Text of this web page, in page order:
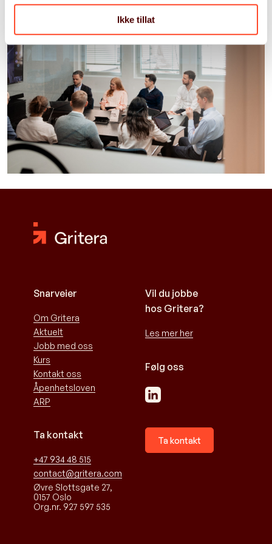
Ikke tillat
Snarveier
Om Gritera
Aktuelt
Jobb med oss
Kurs
Kontakt oss
Åpenhetsloven
ARP
Ta kontakt
+47 934 48 515
contact@gritera.com
Øvre Slottsgate 27,
0157 Oslo
Org.nr. 927 597 535
Vil du jobbe
hos Gritera?
Les mer her
Følg oss
Ta kontakt